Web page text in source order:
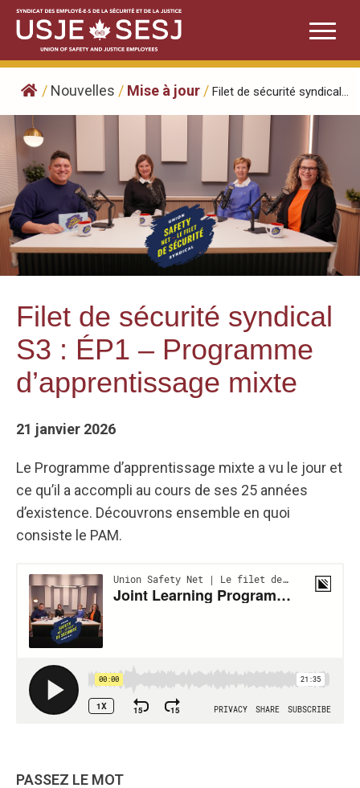
Skip
content
/ Nouvelles / Mise à jour / Filet de sécurité syndical...
Filet de sécurité syndical
S3 : ÉP1 – Programme
d’apprentissage mixte
21 janvier 2026
Le Programme d’apprentissage mixte a vu le jour et
ce qu’il a accompli au cours de ses 25 années
d’existence. Découvrons ensemble en quoi
consiste le PAM.
PASSEZ LE MOT